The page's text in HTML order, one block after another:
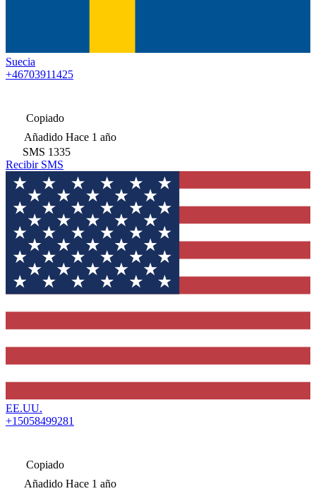
Suecia
+46703911425
Copiado
Añadido Hace 1 año
SMS 1335
Recibir SMS
EE.UU.
+15058499281
Copiado
Añadido Hace 1 año